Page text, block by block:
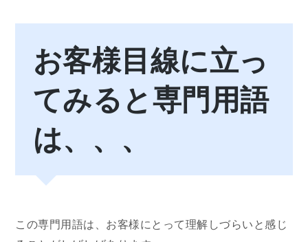
お客様目線に立っ
てみると専門用語
は、、、
この専門用語は、お客様にとって理解しづらいと感じ